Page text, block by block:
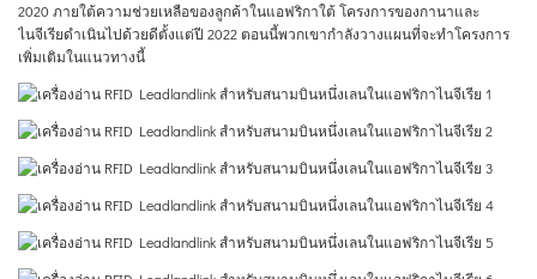
2020 ภายใต้ความช่วยเหลือของลูกค้าในแอฟริกาใต้ โครงการของกานาและ
ไนจีเรียดำเนินไปด้วยดีตั้งแต่ปี 2022 ตอนนี้พวกเขากำลังวางแผนที่จะทำโครงการ
เพิ่มเติมในแนวทางนี้